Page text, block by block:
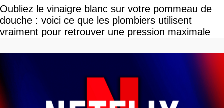
Oubliez le vinaigre blanc sur votre pommeau de
douche : voici ce que les plombiers utilisent
vraiment pour retrouver une pression maximale